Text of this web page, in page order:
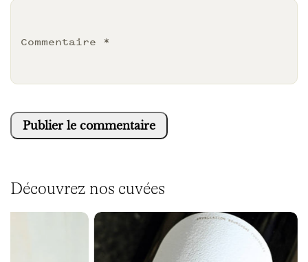
Commentaire *
Découvrez nos cuvées